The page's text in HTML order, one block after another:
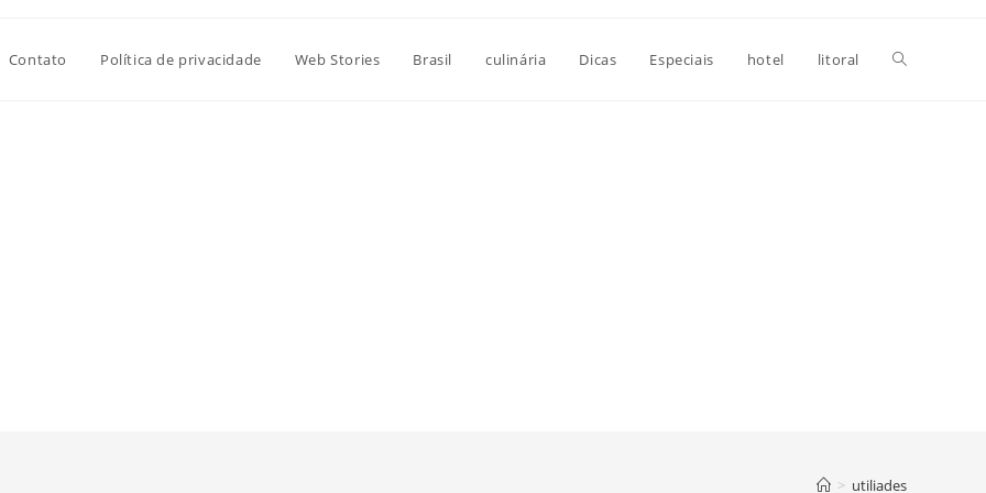
Contato Política de privacidade Web Stories Brasil culinária Dicas Especiais hotel litoral Alternar
> utiliades